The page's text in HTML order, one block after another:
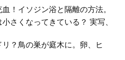
！イソジン浴と隔離の方法。
さくなってきている？ 実写、
？鳥の巣が庭木に。卵、ヒ